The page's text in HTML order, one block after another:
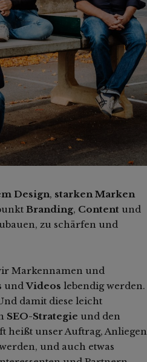
Design, starken Marken
Branding, Content und
zu schärfen und
Markennamen und
undVideos lebendig werden.
damit diese leicht
SEO-Strategie und den
heißt unser Auftrag, Anliegen
und auch etwas